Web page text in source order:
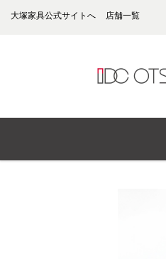
大塚家具公式サイトへ 店舗一覧